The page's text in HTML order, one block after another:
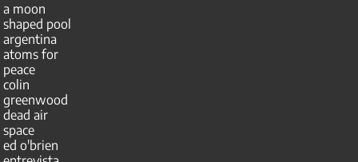
a moon
shaped pool
argentina
atoms for
peace
colin
greenwood
dead air
space
ed o'brien